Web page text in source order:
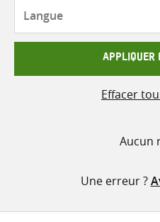
APPLIQUER
Effacer
Aucun
Une erreur ?